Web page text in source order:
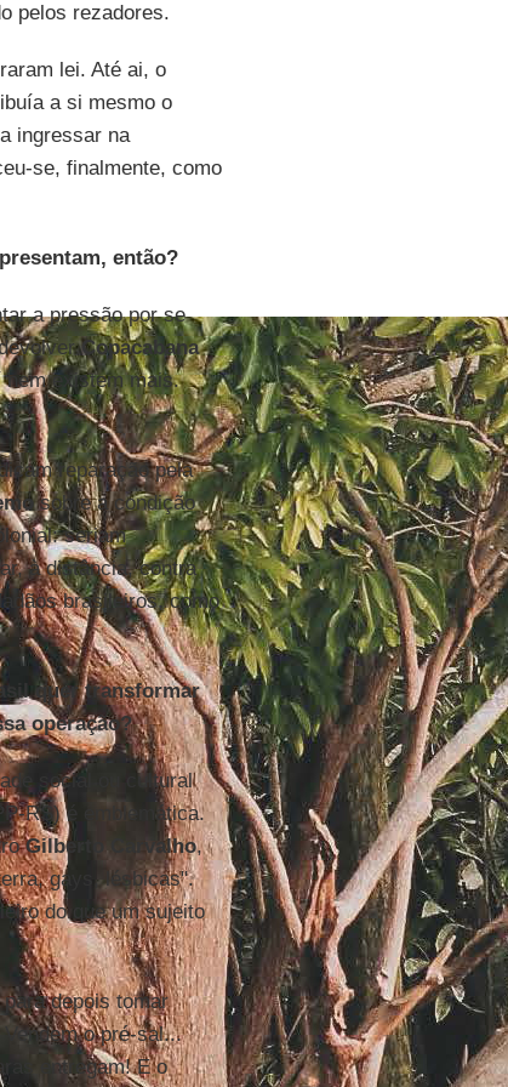
pelos rezadores.
lei. Até ai, o
a si mesmo o
ingressar na
se, finalmente, como
então?
a pressão por se
Copacabana
nem existem mais.
reparação pela
sobre a condição
seriam
à distância, contra
brasileiros, como
quer transformar
operação?
social ou cultural
RS) é emblemática.
Gilberto Carvalho,
gays, lésbicas".
do que um sujeito
depois tomar
o pré-sal...
entregam! E o